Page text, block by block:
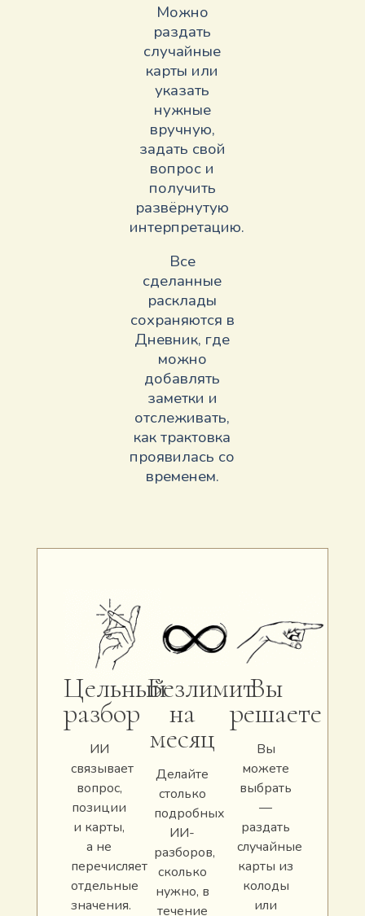
Можно
раздать
случайные
карты или
указать
нужные
вручную,
задать свой
вопрос и
получить
развёрнутую
интерпретацию.
Все
сделанные
расклады
сохраняются в
Дневник, где
можно
добавлять
заметки и
отслеживать,
как трактовка
проявилась со
временем.
Цельный
разбор
ИИ
связывает
вопрос,
позиции
и карты,
а не
перечисляет
отдельные
значения.
Безлимит
на
месяц
Делайте
столько
подробных
ИИ-
разборов,
сколько
нужно, в
течение
Вы
решаете
Вы
можете
выбрать
—
раздать
случайные
карты из
колоды
или